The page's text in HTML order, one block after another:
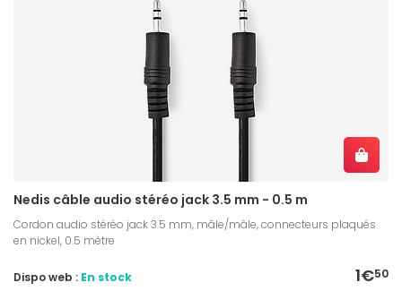
Nedis câble audio stéréo jack 3.5 mm - 0.5 m
Cordon audio stéréo jack 3.5 mm, mâle/mâle, connecteurs plaqués
en nickel, 0.5 mètre
1€50
Dispo web : En stock